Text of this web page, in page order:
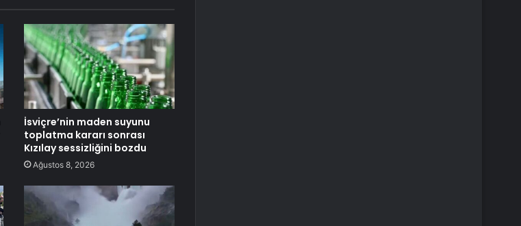
İsviçre’nin maden suyunu
toplatma kararı sonrası
Kızılay sessizliğini bozdu
Ağustos 8, 2026